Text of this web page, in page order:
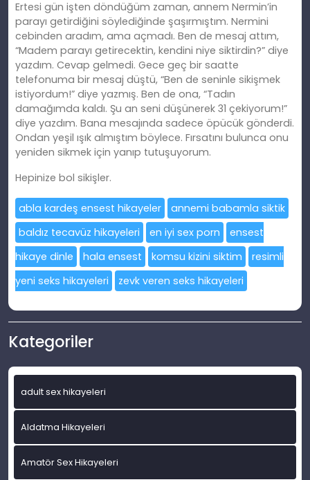
Ertesi gün işten döndüğüm zaman, annem Nermin’in
parayı getirdiğini söylediğinde şaşırmıştım. Nermini
cebinden aradım, ama açmadı. Ben de mesaj attım,
“Madem parayı getirecektin, kendini niye siktirdin?” diye
yazdım. Cevap gelmedi. Gece geç bir saatte
telefonuma bir mesaj düştü, “Ben de seninle sikişmek
istiyordum!” diye yazmış. Ben de ona, “Tadın
damağımda kaldı. Şu an seni düşünerek 31 çekiyorum!”
diye yazdım. Bana mesajında sadece öpücük gönderdi.
Ondan yeşil ışık almıştım böylece. Fırsatını bulunca onu
yeniden sikmek için yanıp tutuşuyorum.
Hepinize bol sikişler.
abla kardeş ensest hikayeler
annemi babamla siktik
baldız tecavüz hikayeleri
en iyi sex porn
ensest
hikaye dinle
hala ensest komsu kizini siktim
resimli
yeni seks hikayeleri
zevk veren seks hikayeleri
Kategoriler
adult sex hikayeleri
Aldatma Hikayeleri
Amatör Sex Hikayeleri